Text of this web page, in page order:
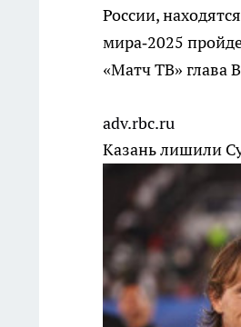
России,
мира‑2025
«Матч ТВ» глава
adv.rbc.ru
Казань лишили